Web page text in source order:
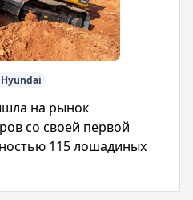
Hyundai
на рынок
со своей первой
115 лошадиных